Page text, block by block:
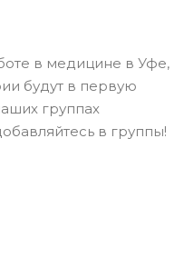
в медицине в Уфе,
будут в первую
группах
в группы!